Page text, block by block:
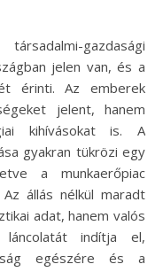
jelen van, és a
érinti. Az emberek
jelent, hanem
kihívásokat is. A
gyakran tükrözi egy
a munkaerőpiac
állás nélkül maradt
adat, hanem valós
láncolatát indítja el,
egészére és a